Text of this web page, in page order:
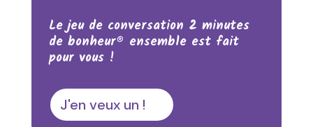
Le jeu de conversation 2 minutes
de bonheur® ensemble est fait
pour vous !
J'en veux un !